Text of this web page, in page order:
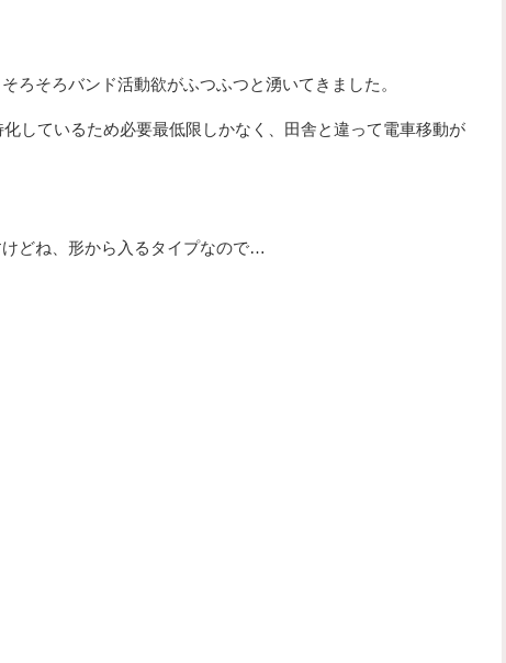
ろそろバンド活動欲がふつふつと湧いてきました。
しているため必要最低限しかなく、田舎と違って電車移動が
どね、形から入るタイプなので…